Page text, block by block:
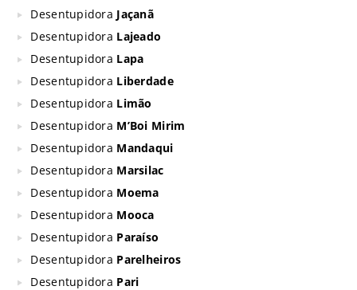
Desentupidora Jaçanã
Desentupidora Lajeado
Desentupidora Lapa
Desentupidora Liberdade
Desentupidora Limão
Desentupidora M’Boi Mirim
Desentupidora Mandaqui
Desentupidora Marsilac
Desentupidora Moema
Desentupidora Mooca
Desentupidora Paraíso
Desentupidora Parelheiros
Desentupidora Pari